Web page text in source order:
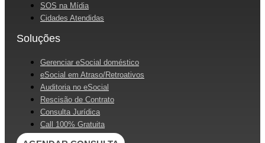
SOS na Mídia
Cidades Atendidas
Soluções
Gerenciar eSocial doméstico
eSocial em Atraso/Retroativos
Auditoria no eSocial
Rescisão de Contrato
Consulta Jurídica
Call 100% Gratuita